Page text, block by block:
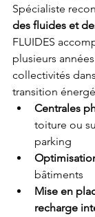
Spécialiste
des fluides et
FLUIDES
plusieurs
collectivités
transition
Centrales
toiture ou
parking
bâtiments
Mise en
recharge